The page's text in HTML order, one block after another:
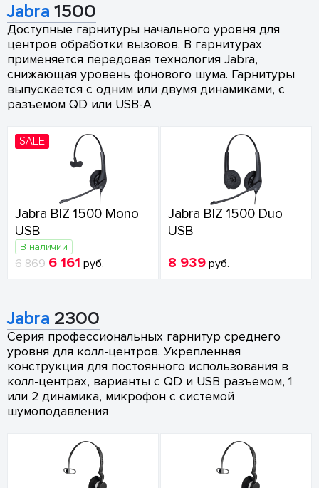
Jabra 1500
Доступные гарнитуры начального уровня для
центров обработки вызовов. В гарнитурах
применяется передовая технология Jabra,
снижающая уровень фонового шума. Гарнитуры
выпускается с одним или двумя динамиками, с
разъемом QD или USB-A
SALE
Jabra BIZ 1500 Mono
USB
В наличии
6 869 6 161 руб.
Jabra BIZ 1500 Duo
USB
8 939 руб.
Jabra 2300
Серия профессиональных гарнитур среднего
уровня для колл-центров. Укрепленная
конструкция для постоянного использования в
колл-центрах, варианты с QD и USB разъемом, 1
или 2 динамика, микрофон с системой
шумоподавления